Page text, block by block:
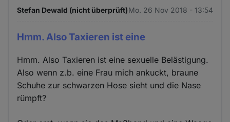
Stefan Dewald (nicht überprüft)Mo. 26 Nov 2018 - 13:54
Hmm. Also Taxieren ist eine
Hmm. Also Taxieren ist eine sexuelle Belästigung.
Also wenn z.b. eine Frau mich ankuckt, braune
Schuhe zur schwarzen Hose sieht und die Nase
rümpft?